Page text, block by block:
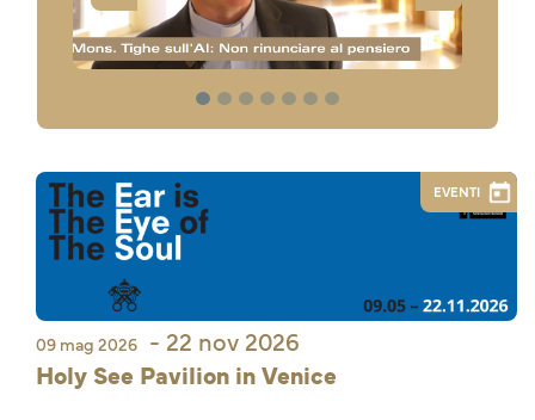
1 2 3 4 5 6 7
EVENTI
09 mag 2026 - 22 nov 2026
Holy See Pavilion in Venice